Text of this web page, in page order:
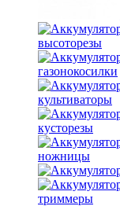
высоторезы
газонокосилки
культиваторы
кусторезы
ножницы
триммеры